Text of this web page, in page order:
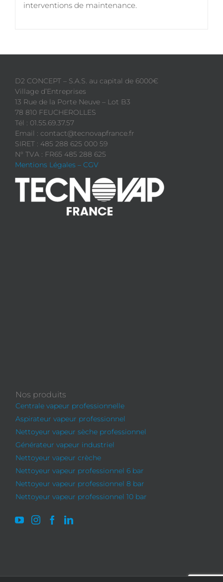
interventions de maintenance.
D2 CONCEPT – S.A.S. au capital de 6000€
Village d’Entreprises
13 Rue de la Porte Neuve – Lot B3
78 810 FEUCHEROLLES
Tél : 01.55.69.37.57
Email : contact@tecnovapfrance.fr
SIRET : 485 288 625 000 59
N° TVA : FR65 485 288 625
Mentions Légales – CGV
Nos produits
Centrale vapeur professionnelle
Aspirateur vapeur professionnel
Nettoyeur vapeur sèche professionnel
Générateur vapeur industriel
Nettoyeur vapeur crèche
Nettoyeur vapeur professionnel 6 bar
Nettoyeur vapeur professionnel 8 bar
Nettoyeur vapeur professionnel 10 bar